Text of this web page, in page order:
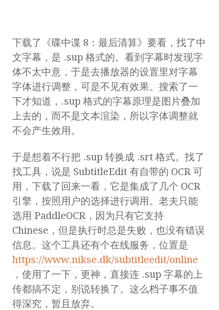
下载了《碟中谍 8：最后清算》要看，找了中
文字幕，是 .sup 格式的。看到字幕时发现字
体不太中意，于是去播放器的设置里对字幕
字体进行调整，可是不见有效果。搜索了一
下才知道，.sup 格式的字幕原理是图片叠加
上去的，而不是文本渲染，所以字体调整就
不会产生效用。
于是想着不行把 .sup 转换成 .srt 格式。找了
找工具，说是 SubtitleEdit 有自带的 OCR 可
用，下载了回来一看，它是集成了几个 OCR
引擎，按照用户的选择进行调用。老夫只能
选用 PaddleOCR，因为只有它支持
Chinese，但是执行时总是失败，也没有错误
信息。这个工具还有个在线服务，位置是
https://www.nikse.dk/subtitleedit/online
，使用了一下，更神，直接连 .sup 字幕的上
传都搞不定，别说转换了。这么档子事不值
得深究，暂且放弃。